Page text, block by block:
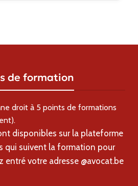
de formation
droit à 5 points de formations
disponibles sur la plateforme
qui suivent la formation pour
entré votre adresse @avocat.be